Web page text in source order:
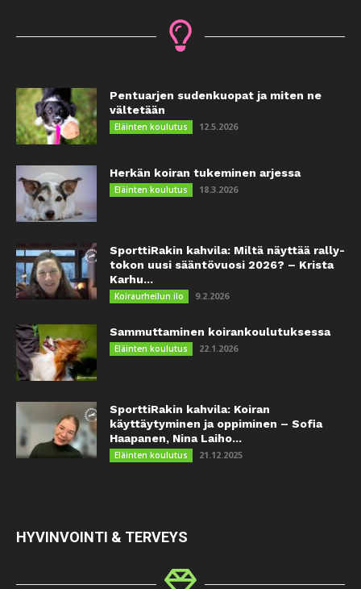
Pentuarjen sudenkuopat ja miten ne
vältetään
Eläinten koulutus 12.5.2026
Herkän koiran tukeminen arjessa
Eläinten koulutus 18.3.2026
SporttiRakin kahvila: Miltä näyttää rally-
tokon uusi sääntövuosi 2026? – Krista
Karhu...
Koiraurheilun ilo 9.2.2026
Sammuttaminen koirankoulutuksessa
Eläinten koulutus 22.1.2026
SporttiRakin kahvila: Koiran
käyttäytyminen ja oppiminen – Sofia
Haapanen, Nina Laiho...
Eläinten koulutus 21.12.2025
HYVINVOINTI & TERVEYS